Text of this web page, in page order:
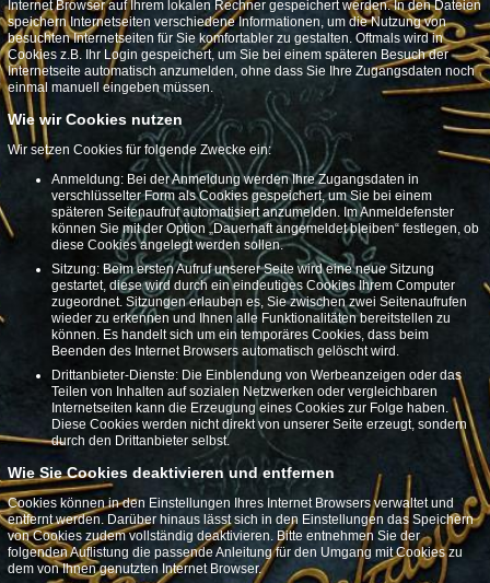
Internet Browser auf Ihrem lokalen Rechner gespeichert werden. In den Dateien
speichern Internetseiten verschiedene Informationen, um die Nutzung von
besuchten Internetseiten für Sie komfortabler zu gestalten. Oftmals wird in
Cookies z.B. Ihr Login gespeichert, um Sie bei einem späteren Besuch der
Internetseite automatisch anzumelden, ohne dass Sie Ihre Zugangsdaten noch
einmal manuell eingeben müssen.
Wie wir Cookies nutzen
Wir setzen Cookies für folgende Zwecke ein:
Anmeldung: Bei der Anmeldung werden Ihre Zugangsdaten in
verschlüsselter Form als Cookies gespeichert, um Sie bei einem
späteren Seitenaufruf automatisiert anzumelden. Im Anmeldefenster
können Sie mit der Option „Dauerhaft angemeldet bleiben“ festlegen, ob
diese Cookies angelegt werden sollen.
Sitzung: Beim ersten Aufruf unserer Seite wird eine neue Sitzung
gestartet, diese wird durch ein eindeutiges Cookies Ihrem Computer
zugeordnet. Sitzungen erlauben es, Sie zwischen zwei Seitenaufrufen
wieder zu erkennen und Ihnen alle Funktionalitäten bereitstellen zu
können. Es handelt sich um ein temporäres Cookies, dass beim
Beenden des Internet Browsers automatisch gelöscht wird.
Drittanbieter-Dienste: Die Einblendung von Werbeanzeigen oder das
Teilen von Inhalten auf sozialen Netzwerken oder vergleichbaren
Internetseiten kann die Erzeugung eines Cookies zur Folge haben.
Diese Cookies werden nicht direkt von unserer Seite erzeugt, sondern
durch den Drittanbieter selbst.
Wie Sie Cookies deaktivieren und entfernen
Cookies können in den Einstellungen Ihres Internet Browsers verwaltet und
entfernt werden. Darüber hinaus lässt sich in den Einstellungen das Speichern
von Cookies zudem vollständig deaktivieren. Bitte entnehmen Sie der
folgenden Auflistung die passende Anleitung für den Umgang mit Cookies zu
dem von Ihnen genutzten Internet Browser.